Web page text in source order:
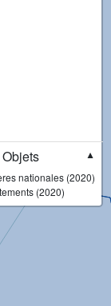
Objets
▼
nationales (2020)
(2020)